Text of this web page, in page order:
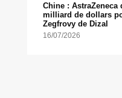
Chine : AstraZeneca
milliard de dollars
Zegfrovy de Dizal
16/07/2026